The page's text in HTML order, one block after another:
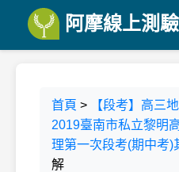
阿摩線上測驗
首頁 > 【段考】高三
2019臺南市私立黎明
理第一次段考(期中考)
解